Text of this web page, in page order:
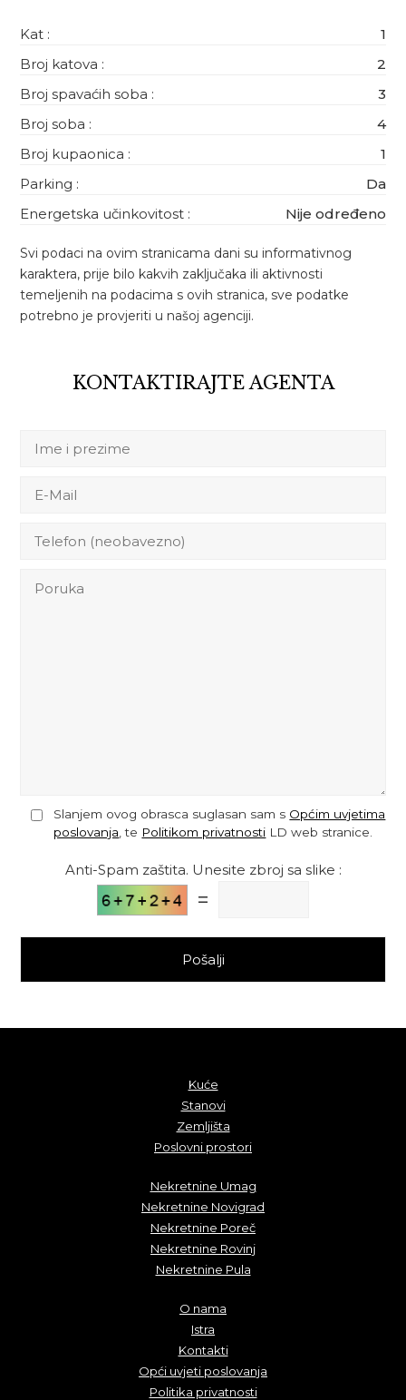
Kat :
1
Broj katova :
2
Broj spavaćih soba :
3
Broj soba :
4
Broj kupaonica :
1
Parking :
Da
Energetska učinkovitost :
Nije određeno
Svi podaci na ovim stranicama dani su informativnog
karaktera, prije bilo kakvih zaključaka ili aktivnosti
temeljenih na podacima s ovih stranica, sve podatke
potrebno je provjeriti u našoj agenciji.
KONTAKTIRAJTE AGENTA
Slanjem ovog obrasca suglasan sam s Općim uvjetima
poslovanja, te Politikom privatnosti LD web stranice.
Anti-Spam zaštita. Unesite zbroj sa slike :
=
Kuće
Stanovi
Zemljišta
Poslovni prostori
Nekretnine Umag
Nekretnine Novigrad
Nekretnine Poreč
Nekretnine Rovinj
Nekretnine Pula
O nama
Istra
Kontakti
Opći uvjeti poslovanja
Politika privatnosti